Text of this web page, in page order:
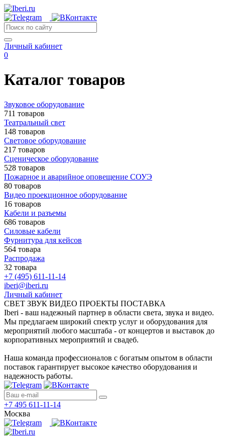
Личный кабинет
0
Каталог товаров
Звуковое оборудование
711 товаров
Театральный свет
148 товаров
Световое оборудование
217 товаров
Сценическое оборудование
528 товаров
Пожарное и аварийное оповещение СОУЭ
80 товаров
Видео проекционное оборудование
16 товаров
Кабели и разъемы
686 товаров
Силовые кабели
Фурнитура для кейсов
564 товара
Распродажа
32 товара
+7 (495) 611-11-14
iberi@iberi.ru
Личный кабинет
СВЕТ ЗВУК ВИДЕО ПРОЕКТЫ ПОСТАВКА
Iberi - ваш надежный партнер в области света, звука и видео.
Мы предлагаем широкий спектр услуг и оборудования для
мероприятий любого масштаба - от концертов и выставок до
корпоративных мероприятий и свадеб.
Наша команда профессионалов с богатым опытом в области
поставок гарантирует высокое качество оборудования и
надежность работы.
+7 495 611-11-14
Москва